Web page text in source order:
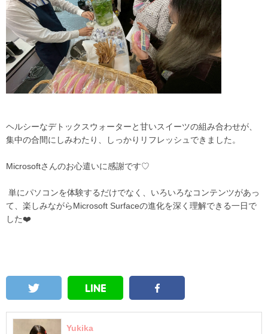
ヘルシーなデトックスウォーターと甘いスイーツの組み合わせが、
集中の合間にしみわたり、しっかりリフレッシュできました。
Microsoftさんのお心遣いに感謝です♡
単にパソコンを体験するだけでなく、いろいろなコンテンツがあっ
て、楽しみながらMicrosoft Surfaceの進化を深く理解できる一日で
した❤️
Yukika